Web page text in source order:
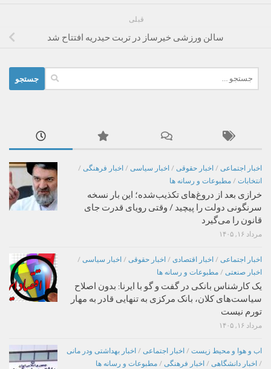
قبلی
سالن ورزشی خیرساز در تربت حیدریه افتتاح شد
برای:
اخبار اجتماعی / اخبار حقوقی / اخبار سیاسی / اخبار فرهنگی /
انتخابات / مطبوعات و رسانه ها
خرازی بعد از دروغ‌های تکذیب‌شده؛ این بار نسخه
سرنگونی دولت را پیچید / وقتی رویای قدرت جای
قانون را می‌گیرد
مرداد ۱۶, ۱۴۰۵
اخبار اجتماعی / اخبار اقتصادی / اخبار حقوقی / اخبار سیاسی /
اخبار صنعتی / مطبوعات و رسانه ها
یک کارشناس بانکی در گفت و گو با ایرنا: بدون اصلاح
سیاست‌های کلان، بانک مرکزی به تنهایی قادر به مهار
تورم نیست
مرداد ۱۶, ۱۴۰۵
اب و هوا و محیط زیست / اخبار اجتماعی / اخبار بهداشتی ودر مانی
/ اخبار دانشگاهی / اخبار فرهنگی / مطبوعات و رسانه ها